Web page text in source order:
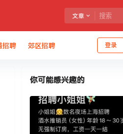
文章
登录
招聘 郊区招聘
你可能感兴趣的